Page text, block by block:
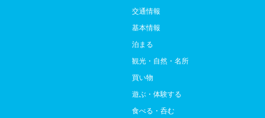
交通情報
基本情報
泊まる
観光・自然・名所
買い物
遊ぶ・体験する
食べる・呑む